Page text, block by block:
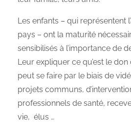
Les enfants – qui représentent
pays – ont la maturité
sensibilisés à l’importance de
Leur expliquer ce qu’est le don
peut se faire par le biais de
projets communs,
professionnels de santé,
vie, élus …